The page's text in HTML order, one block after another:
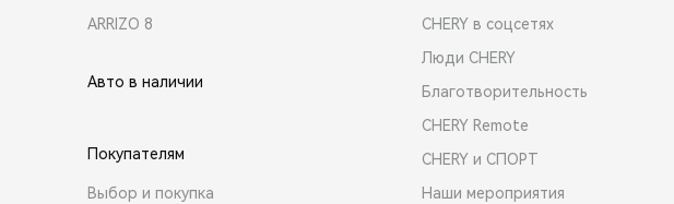
ARRIZO 8
Авто в наличии
Покупателям
Выбор и покупка
CHERY в соцсетях
Люди CHERY
Благотворительность
CHERY Remote
CHERY и СПОРТ
Наши мероприятия